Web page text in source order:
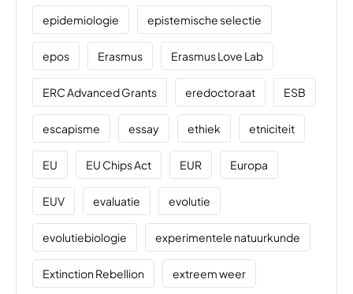
epidemiologie epistemische selectie
epos Erasmus Erasmus Love Lab
ERC Advanced Grants eredoctoraat ESB
escapisme essay ethiek etniciteit
EU EU Chips Act EUR Europa
EUV evaluatie evolutie
evolutiebiologie experimentele natuurkunde
Extinction Rebellion extreem weer